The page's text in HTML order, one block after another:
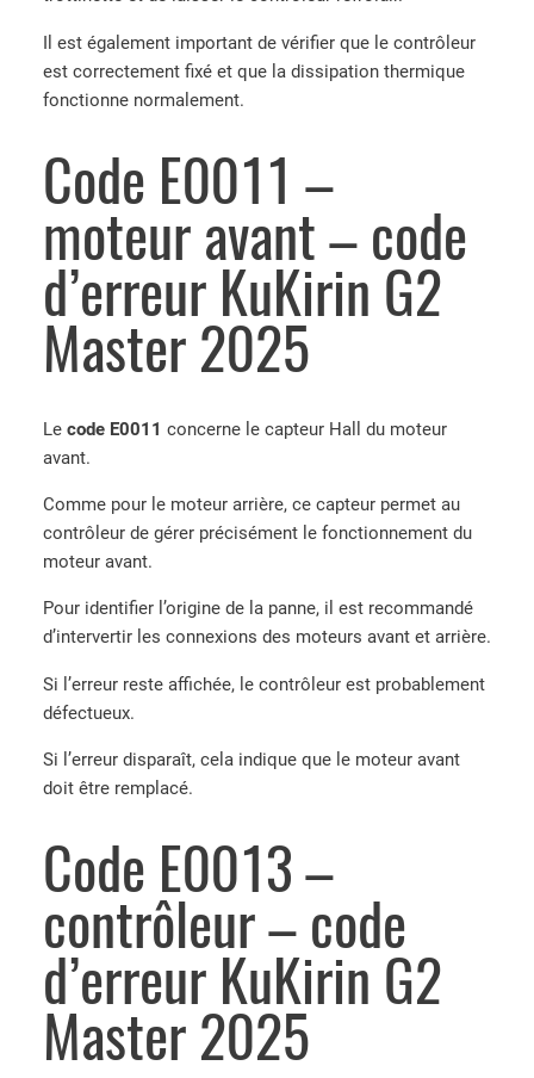
Il est également important de vérifier que le contrôleur
est correctement fixé et que la dissipation thermique
fonctionne normalement.
Code E0011 –
moteur avant – code
d’erreur KuKirin G2
Master 2025
Le code E0011 concerne le capteur Hall du moteur
avant.
Comme pour le moteur arrière, ce capteur permet au
contrôleur de gérer précisément le fonctionnement du
moteur avant.
Pour identifier l’origine de la panne, il est recommandé
d’intervertir les connexions des moteurs avant et arrière.
Si l’erreur reste affichée, le contrôleur est probablement
défectueux.
Si l’erreur disparaît, cela indique que le moteur avant
doit être remplacé.
Code E0013 –
contrôleur – code
d’erreur KuKirin G2
Master 2025